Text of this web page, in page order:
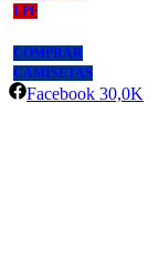
LPF
COMPRAR
CAMISETAS
Facebook 30,0K